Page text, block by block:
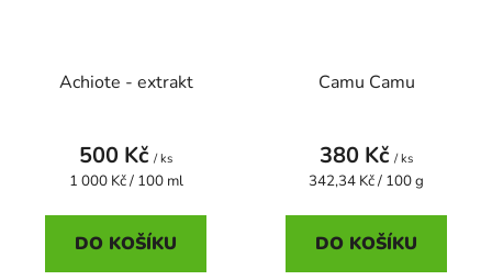
Achiote - extrakt
500 Kč / ks
Měrná
1 000 Kč / 100 ml
DO KOŠÍKU
Camu Camu
380 Kč / ks
Měrná
342,34 Kč / 100 g
DO KOŠÍKU